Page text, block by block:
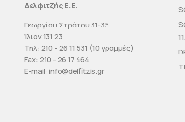
Δελφιτζής Ε.Ε.
Γεωργίου Στράτου 31-35
Ίλιον 131 23
Τηλ: 210 - 26 11 531 (10 γραμμές)
Fax: 210 - 26 17 464
E-mail: info@delfitzis.gr